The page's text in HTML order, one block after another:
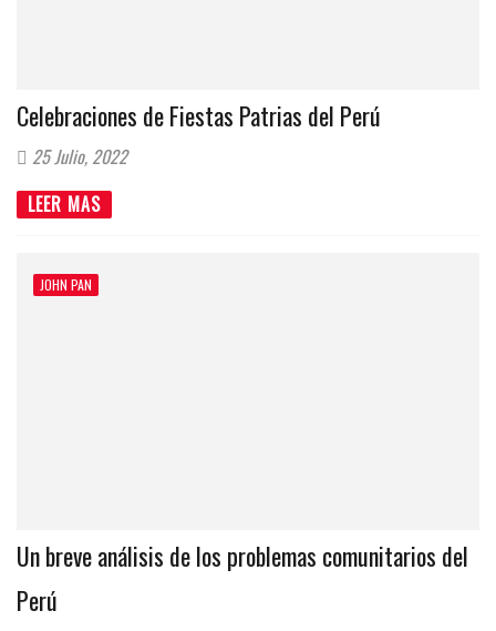
Celebraciones de Fiestas Patrias del Perú
25 Julio, 2022
LEER MAS
JOHN PAN
Un breve análisis de los problemas comunitarios del
Perú